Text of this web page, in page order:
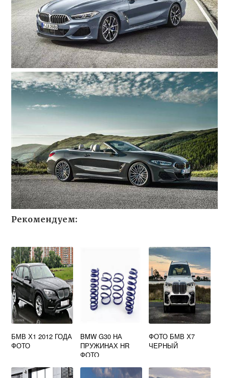
Рекомендуем:
БМВ Х1 2012 ГОДА
ФОТО
BMW G30 НА
ПРУЖИНАХ HR
ФОТО
ФОТО БМВ Х7
ЧЕРНЫЙ